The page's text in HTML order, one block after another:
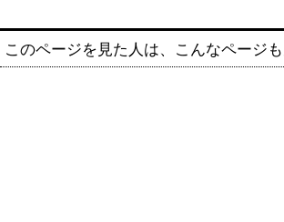
このページを見た人は、こんなページも